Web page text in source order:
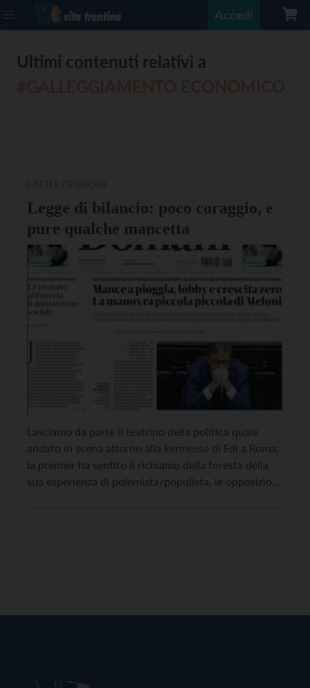
Accedi
Ultimi contenuti relativi a
Legge di bilancio: poco coraggio, e
pure qualche mancetta
Lasciamo da parte il teatrino della politica quale
andato in scena attorno alla kermesse di FdI a Roma:
la premier ha sentito il richiamo della foresta della
sua esperienza di polemista/populista, le opposizioni